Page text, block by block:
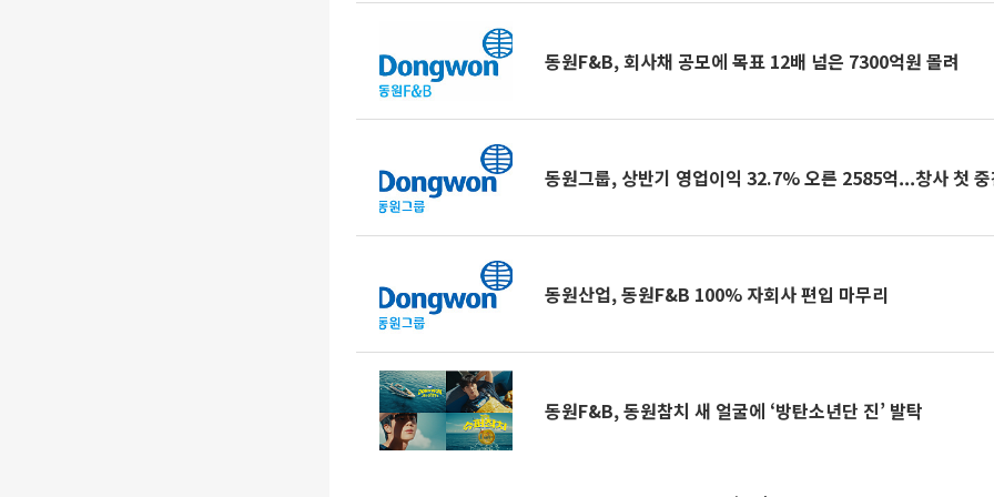
동원F&B, 회사채 공모에 목표 12배 넘은 7300억원 몰려
동원그룹, 상반기 영업이익 32.7% 오른 2585억...창사 첫
동원산업, 동원F&B 100% 자회사 편입 마무리
동원F&B, 동원참치 새 얼굴에 ‘방탄소년단 진’ 발탁